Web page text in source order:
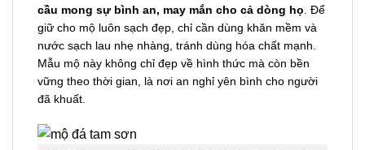
cầu mong sự bình an, may mắn cho cả dòng họ . Để
giữ cho mộ luôn sạch đẹp, chỉ cần dùng khăn mềm và
nước sạch lau nhẹ nhàng, tránh dùng hóa chất mạnh.
Mẫu mộ này không chỉ đẹp về hình thức mà còn bền
vững theo thời gian, là nơi an nghỉ yên bình cho người
đã khuất.